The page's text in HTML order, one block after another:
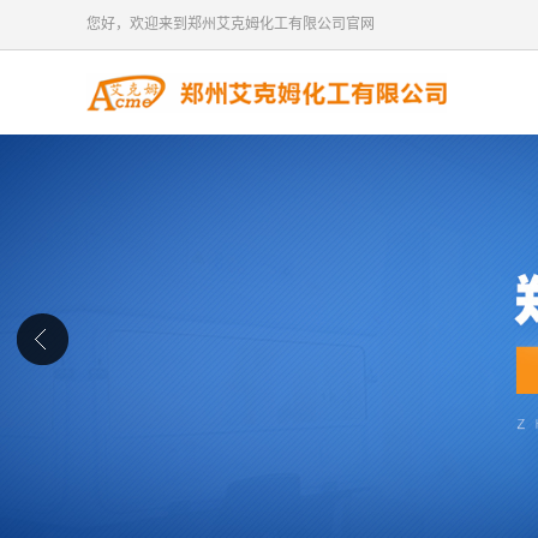
您好，欢迎来到郑州艾克姆化工有限公司官网